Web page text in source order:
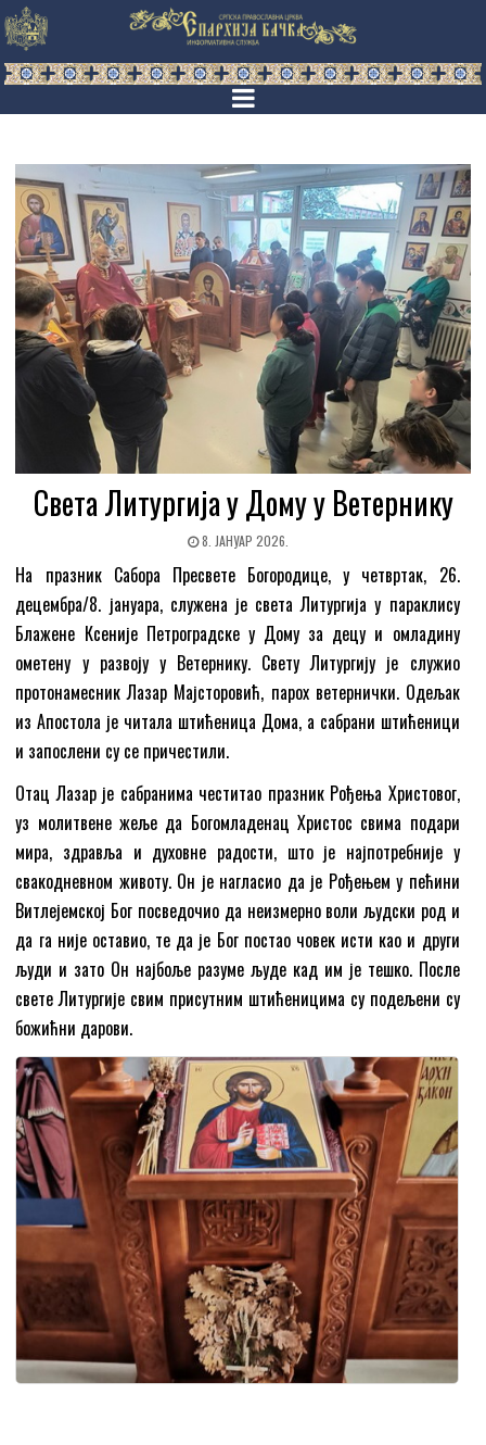
Света Литургија у Дому у Ветернику
8. ЈАНУАР 2026.
На празник Сабора Пресвете Богородице, у четвртак, 26.
децембра/8. јануара, служена је света Литургија у параклису
Блажене Ксеније Петроградске у Дому за децу и омладину
ометену у развоју у Ветернику. Свету Литургију је служио
протонамесник Лазар Мајсторовић, парох ветернички. Одељак
из Апостола је читала штићеница Дома, а сабрани штићеници
и запослени су се причестили.
Отац Лазар је сабранима честитао празник Рођења Христовог,
уз молитвене жеље да Богомладенaц Христос свима подари
мира, здравља и духовне радости, што је најпотребније у
свакодневном животу. Он је нагласио да је Рођењем у пећини
Витлејемској Бог посведочио да неизмерно воли људски род и
да га није оставио, те да је Бог постао човек исти као и други
људи и зато Он најбоље разуме људе кад им је тешко. После
свете Литургије свим присутним штићеницима су подељени су
божићни дарови.